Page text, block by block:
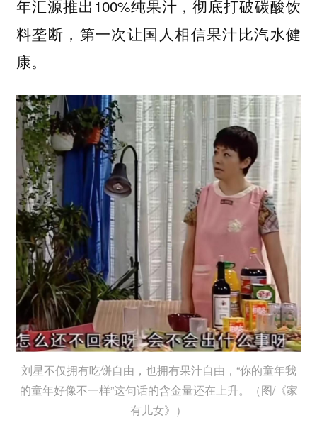
年汇源推出100%纯果汁，彻底打破碳酸饮
料垄断，第一次让国人相信果汁比汽水健
康。
刘星不仅拥有吃饼自由，也拥有果汁自由，“你的童年我
的童年好像不一样”这句话的含金量还在上升。（图/《家
有儿女》）